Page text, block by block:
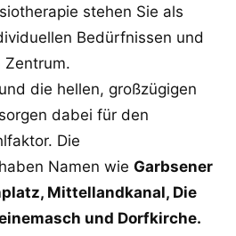
stehen Sie als
Bedürfnissen und
Zentrum.
die hellen, großzügigen
dabei für den
Die
Namen wie Garbsener
Mittellandkanal, Die
und Dorfkirche.